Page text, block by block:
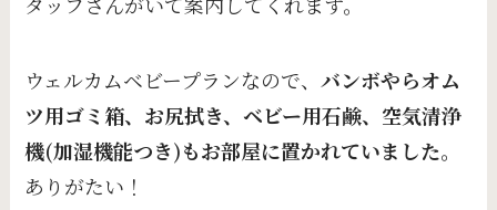
ウェルカムベビープランなので、バンボやらオム
ツ用ゴミ箱、お尻拭き、ベビー用石鹸、空気清浄
機(加湿機能つき)もお部屋に置かれていました。
ありがたい！